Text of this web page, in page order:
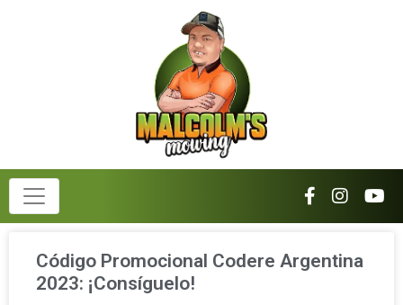
Código Promocional Codere Argentina
2023: ¡Consíguelo!